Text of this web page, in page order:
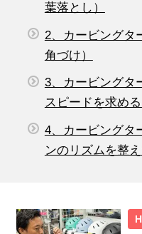
葉落とし）
2、カービング
角づけ）
3、カービング
スピードを求める
4、カービングタ
ンのリズムを整え